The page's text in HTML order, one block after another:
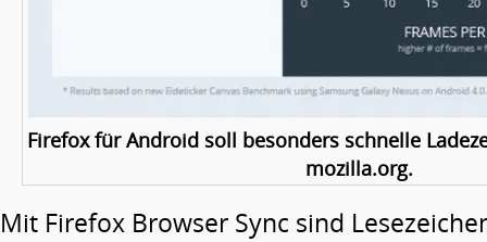
Firefox für Android soll besonders schnelle
mozilla.org.
Mit Firefox Browser Sync sind